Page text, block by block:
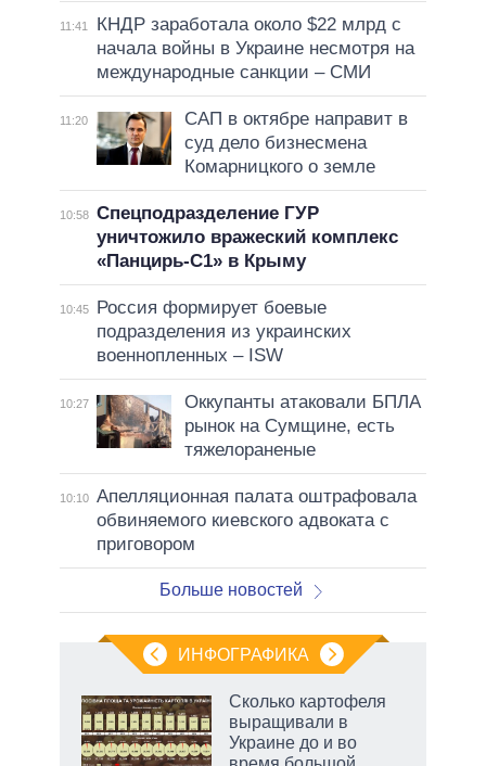
11:41
КНДР заработала около $22 млрд с
начала войны в Украине несмотря на
международные санкции – СМИ
11:20
САП в октябре направит в
суд дело бизнесмена
Комарницкого о земле
10:58 Спецподразделение ГУР
уничтожило вражеский комплекс
«Панцирь-С1» в Крыму
10:45
Россия формирует боевые
подразделения из украинских
военнопленных – ISW
10:27
Оккупанты атаковали БПЛА
рынок на Сумщине, есть
тяжелораненые
10:10 Апелляционная палата оштрафовала
обвиняемого киевского адвоката с
приговором
Больше новостей
ИНФОГРАФИКА
Сколько картофеля
выращивали в
Украине до и во